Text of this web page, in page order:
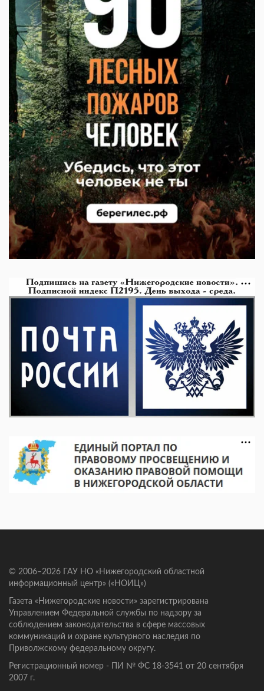
© 2006–2026 ГАУ НО «Нижегородский областной
информационный центр» («НОИЦ»)
Газета «Нижегородские новости» зарегистрирована
Управлением Федеральной службы по надзору за
соблюдением законодательства в сфере массовых
коммуникаций и охране культурного наследия по
Приволжскому федеральному округу.
Регистрационный номер - ПИ № ФС 18-3541 от 20 сентября
2007 г.